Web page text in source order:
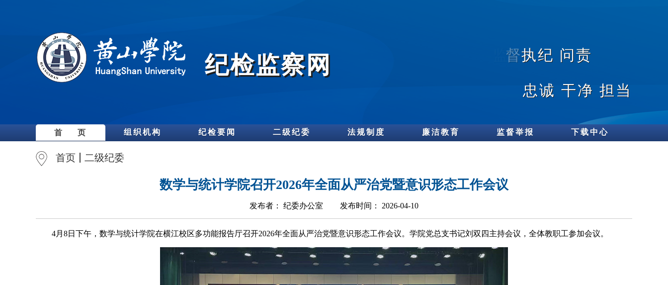
纪检监察网
首 页 组织机构 纪检要闻 二级纪委 法规制度 廉洁教育 监督举报 下载中心
首页 二级纪委
数学与统计学院召开2026年全面从严治党暨意识形态工作会议
发布者： 纪委办公室 发布时间： 2026-04-10
4月8日下午，数学与统计学院在横江校区多功能报告厅召开2026年全面从严治党暨意识形态工作会议。学院党总支书记刘双四主持会议，全体教职工参加会议。